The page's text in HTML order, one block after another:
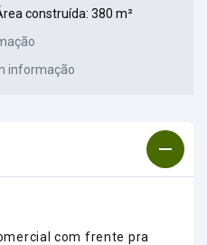
construída: 380 m²
informação
com frente pra